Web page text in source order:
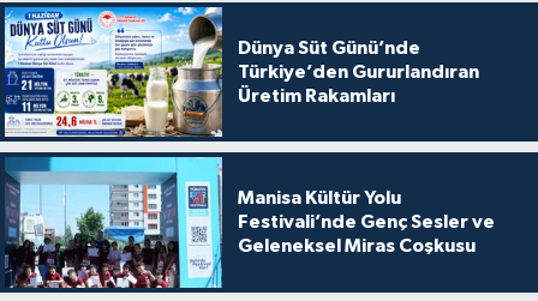
Dünya Süt Günü’nde
Türkiye’den Gururlandıran
Üretim Rakamları
Manisa Kültür Yolu
Festivali’nde Genç Sesler ve
Geleneksel Miras Coşkusu